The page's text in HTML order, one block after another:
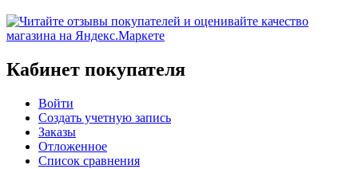
Кабинет покупателя
Войти
Создать учетную запись
Заказы
Отложенное
Список сравнения